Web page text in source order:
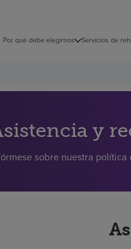
Por qué debe elegirnos Servicios de
y
sobre nuestra